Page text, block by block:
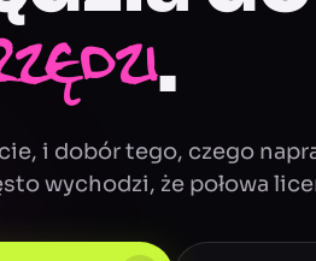
.
i dobór tego, czego
wychodzi, że połowa